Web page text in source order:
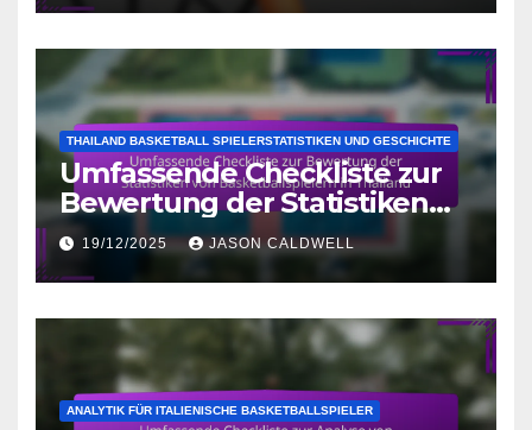
THAILAND BASKETBALL SPIELERSTATISTIKEN UND GESCHICHTE
Umfassende Checkliste zur
Bewertung der Statistiken
von Basketballspielern in
Thailand
19/12/2025 JASON CALDWELL
ANALYTIK FÜR ITALIENISCHE BASKETBALLSPIELER